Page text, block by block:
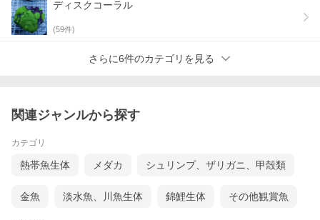
ディスクコーラル
(59件)
さらに6件のカテゴリを見る
関連ジャンルから探す
カテゴリ
熱帯魚生体 メダカ シュリンプ、ザリガニ、甲殻類
金魚 淡水魚、川魚生体 錦鯉生体 その他観賞魚